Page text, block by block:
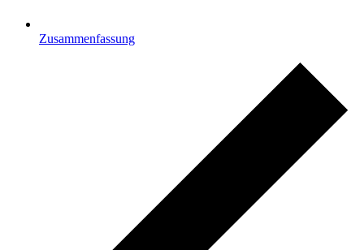
Zusammenfassung